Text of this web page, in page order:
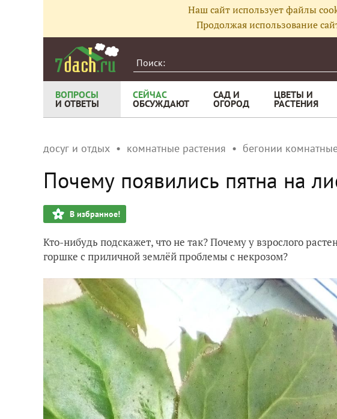
Наш сайт использует файлы
Продолжая использование
ВОПРОСЫ
И ОТВЕТЫ
СЕЙЧАС
ОБСУЖДАЮТ
САД И
ОГОРОД
ЦВЕТЫ И
РАСТЕНИЯ
досуг и отдых комнатные растения бегонии
Почему появились пятна на
В избранное!
Кто-нибудь подскажет, что не так? Почему у взрослого
горшке с приличной землёй проблемы с некрозом?